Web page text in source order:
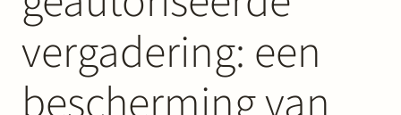
vergadering: een
Track record